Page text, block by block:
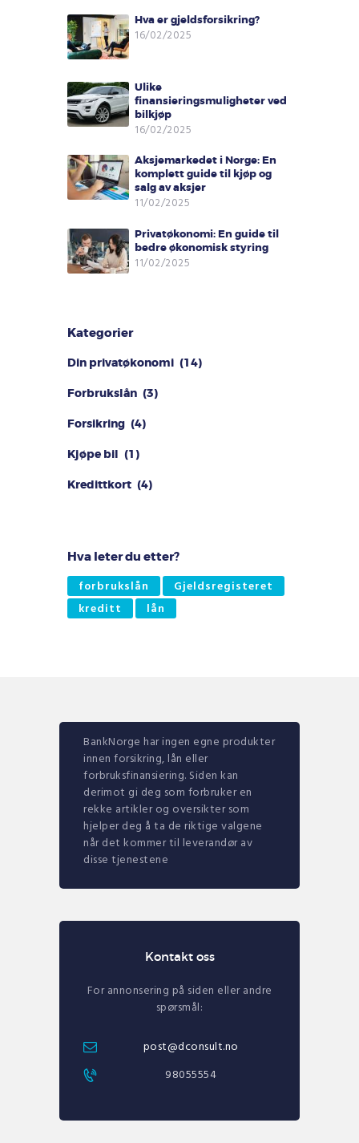
Hva er gjeldsforsikring?
16/02/2025
Ulike
finansieringsmuligheter ved
bilkjøp
16/02/2025
Aksjemarkedet i Norge: En
komplett guide til kjøp og
salg av aksjer
11/02/2025
Privatøkonomi: En guide til
bedre økonomisk styring
11/02/2025
Kategorier
Din privatøkonomi (14)
Forbrukslån (3)
Forsikring (4)
Kjøpe bil (1)
Kredittkort (4)
Hva leter du etter?
forbrukslån
Gjeldsregisteret
kreditt
lån
BankNorge har ingen egne produkter
innen forsikring, lån eller
forbruksfinansiering. Siden kan
derimot gi deg som forbruker en
rekke artikler og oversikter som
hjelper deg å ta de riktige valgene
når det kommer til leverandør av
disse tjenestene
Kontakt oss
For annonsering på siden eller andre
spørsmål:
post@dconsult.no
98055554